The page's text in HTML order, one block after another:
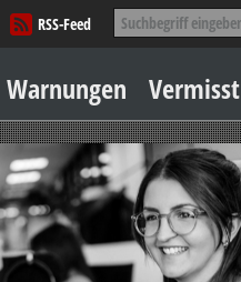
Suche
nach:
RSS-Feed
Inhalt
springen
Warnungen Vermisst